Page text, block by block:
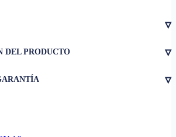
▿
DEL PRODUCTO ▿
▿